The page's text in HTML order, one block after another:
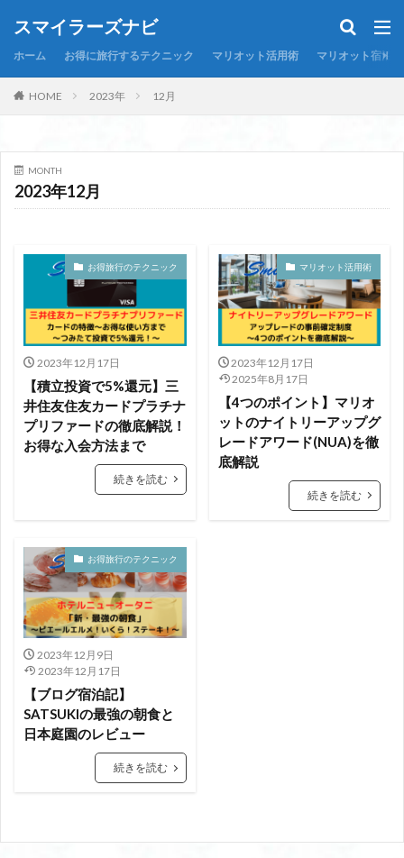
スマイラーズナビ
ホーム お得に旅行するテクニック マリオット活用術 マリオット宿泊記
HOME 2023年 12月
MONTH
2023年12月
お得旅行のテクニック
2023年12月17日
【積立投資で5%還元】三
井住友住友カードプラチナ
プリファードの徹底解説！
お得な入会方法まで
続きを読む
マリオット活用術
2023年12月17日
2025年8月17日
【4つのポイント】マリオ
ットのナイトリーアップグ
レードアワード(NUA)を徹
底解説
続きを読む
お得旅行のテクニック
2023年12月9日
2023年12月17日
【ブログ宿泊記】
SATSUKIの最強の朝食と
日本庭園のレビュー
続きを読む